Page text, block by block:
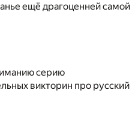
ещё драгоценней самой
серию
викторин про русский